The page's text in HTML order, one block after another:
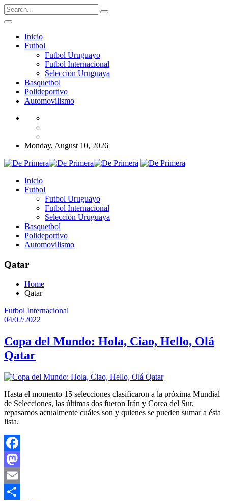
Inicio
Futbol
Futbol Uruguayo
Futbol Internacional
Selección Uruguaya
Basquetbol
Polideportivo
Automovilismo
Monday, August 10, 2026
Inicio
Futbol
Futbol Uruguayo
Futbol Internacional
Selección Uruguaya
Basquetbol
Polideportivo
Automovilismo
Qatar
Home
Qatar
Futbol Internacional
04/02/2022
Copa del Mundo: Hola, Ciao, Hello, Olá
Qatar
Hasta el momento 15 selecciones clasificaron a la próxima Mundial
de Selecciones, las últimas dos fueron Irán y Corea del Sur,
repasamos actualmente cuáles son y quienes se pueden sumar a ésta
lista.
Facebook
Mastodon
Email